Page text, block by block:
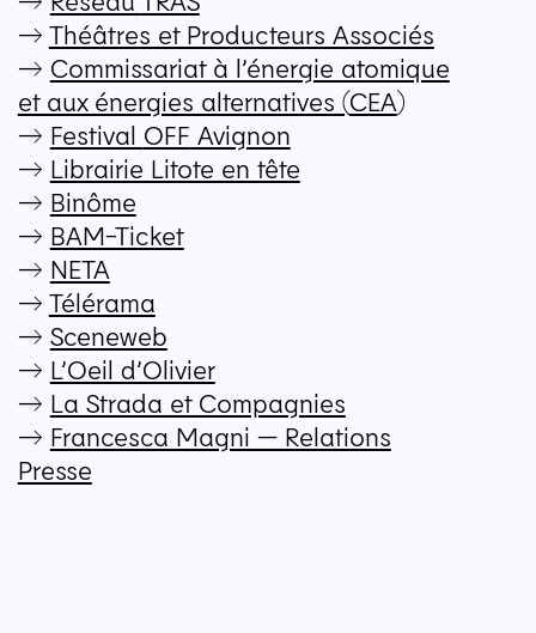
→ Théâtres et Producteurs Associés
→ Commissariat à l’énergie atomique
et aux énergies alternatives (CEA)
→ Festival OFF Avignon
→ Librairie Litote en tête
→ Binôme
→ BAM-Ticket
→ NETA
→ Télérama
→ Sceneweb
→ L’Oeil d’Olivier
→ La Strada et Compagnies
→ Francesca Magni — Relations
Presse